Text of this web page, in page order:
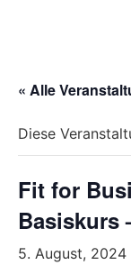
« Alle
Diese
Fit for
Basiskurs
5. August, 2024